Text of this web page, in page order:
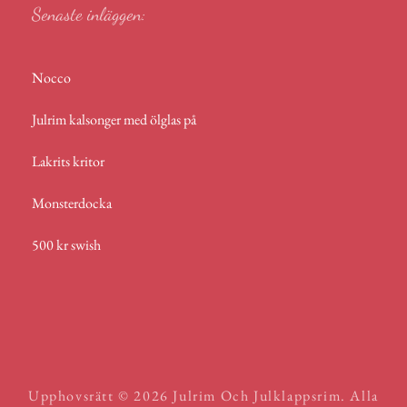
Senaste inläggen:
Nocco
Julrim kalsonger med ölglas på
Lakrits kritor
Monsterdocka
500 kr swish
Upphovsrätt © 2026 Julrim Och Julklappsrim. Alla